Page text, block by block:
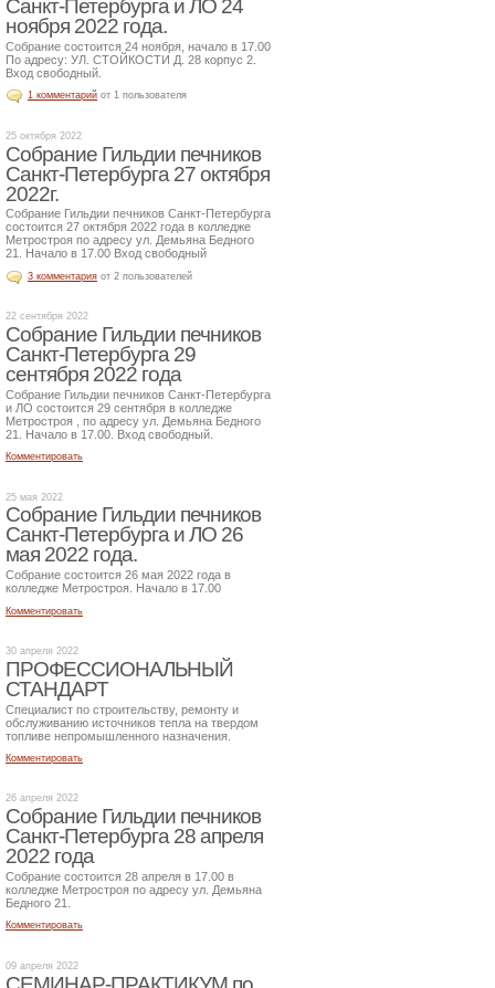
Санкт-Петербурга и ЛО 24
ноября 2022 года.
Собрание состоится 24 ноября, начало в 17.00
По адресу: УЛ. СТОЙКОСТИ Д. 28 корпус 2.
Вход свободный.
1 комментарий от 1 пользователя
25 октября 2022
Собрание Гильдии печников
Санкт-Петербурга 27 октября
2022г.
Собрание Гильдии печников Санкт-Петербурга
состоится 27 октября 2022 года в колледже
Метростроя по адресу ул. Демьяна Бедного
21. Начало в 17.00 Вход свободный
3 комментария от 2 пользователей
22 сентября 2022
Собрание Гильдии печников
Санкт-Петербурга 29
сентября 2022 года
Собрание Гильдии печников Санкт-Петербурга
и ЛО состоится 29 сентября в колледже
Метростроя , по адресу ул. Демьяна Бедного
21. Начало в 17.00. Вход свободный.
Комментировать
25 мая 2022
Собрание Гильдии печников
Санкт-Петербурга и ЛО 26
мая 2022 года.
Собрание состоится 26 мая 2022 года в
колледже Метростроя. Начало в 17.00
Комментировать
30 апреля 2022
ПРОФЕССИОНАЛЬНЫЙ
СТАНДАРТ
Специалист по строительству, ремонту и
обслуживанию источников тепла на твердом
топливе непромышленного назначения.
Комментировать
26 апреля 2022
Собрание Гильдии печников
Санкт-Петербурга 28 апреля
2022 года
Собрание состоится 28 апреля в 17.00 в
колледже Метростроя по адресу ул. Демьяна
Бедного 21.
Комментировать
09 апреля 2022